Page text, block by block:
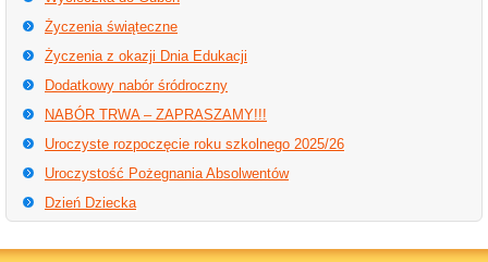
Życzenia świąteczne
Życzenia z okazji Dnia Edukacji
Dodatkowy nabór śródroczny
NABÓR TRWA – ZAPRASZAMY!!!
Uroczyste rozpoczęcie roku szkolnego 2025/26
Uroczystość Pożegnania Absolwentów
Dzień Dziecka